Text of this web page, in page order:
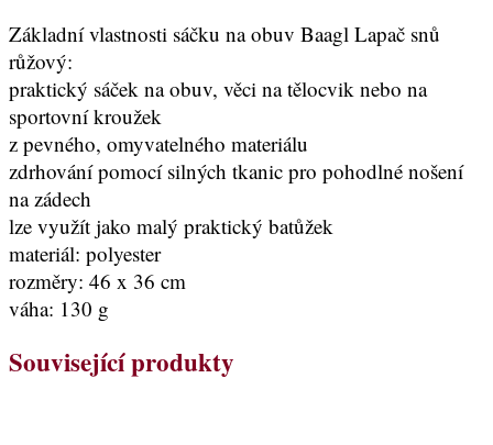
Základní vlastnosti sáčku na obuv Baagl Lapač snů
růžový:
praktický sáček na obuv, věci na tělocvik nebo na
sportovní kroužek
z pevného, omyvatelného materiálu
zdrhování pomocí silných tkanic pro pohodlné nošení
na zádech
lze využít jako malý praktický batůžek
materiál: polyester
rozměry: 46 x 36 cm
váha: 130 g
Související produkty